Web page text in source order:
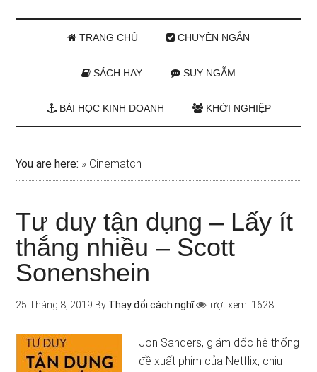
TRANG CHỦ CHUYỆN NGẮN
SÁCH HAY SUY NGẪM
BÀI HỌC KINH DOANH KHỞI NGHIỆP
You are here: » Cinematch
Tư duy tận dụng – Lấy ít
thắng nhiều – Scott
Sonenshein
25 Tháng 8, 2019 By Thay đổi cách nghĩ lượt xem: 1628
Jon Sanders, giám đốc hệ thống
đề xuất phim của Netflix, chịu